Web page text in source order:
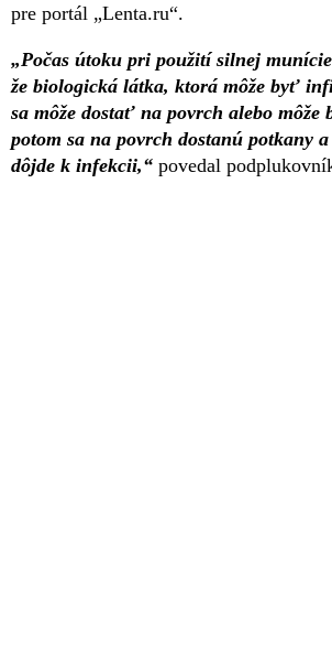
pre portál „Lenta.ru“.
„Počas útoku pri použití silnej
že biologická látka, ktorá môže byť
sa môže dostať na povrch alebo môže
potom sa na povrch dostanú potkany
dôjde k infekcii,“ povedal